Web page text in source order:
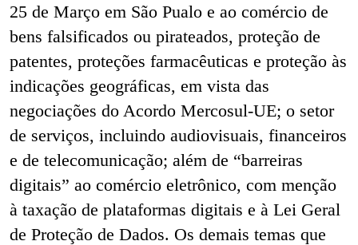
25 de Março em São Pualo e ao comércio de
bens falsificados ou pirateados, proteção de
patentes, proteções farmacêuticas e proteção às
indicações geográficas, em vista das
negociações do Acordo Mercosul-UE; o setor
de serviços, incluindo audiovisuais, financeiros
e de telecomunicação; além de “barreiras
digitais” ao comércio eletrônico, com menção
à taxação de plataformas digitais e à Lei Geral
de Proteção de Dados. Os demais temas que